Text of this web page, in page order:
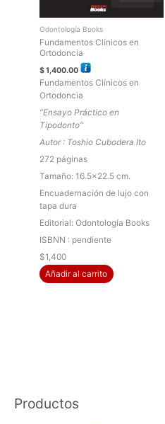
Odontología Books
Fundamentos Clínicos en
Ortodoncia
$1,400.00
Fundamentos Clínicos en
Ortodoncia
“Ensayo Práctico en
Tipodonto”
Autor : Toshio Cubodera Ito
272 páginas
Tamaño: 16.5×22.5 cm.
Encuadernación de lujo con
tapa dura
Editorial: Odontología Books
ISBNN : pendiente
$1,400
Añadir al carrito
Productos